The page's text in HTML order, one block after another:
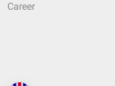
Career